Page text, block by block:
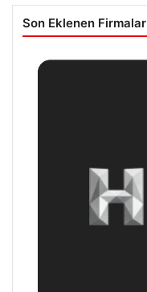
Son Eklenen Firmalar